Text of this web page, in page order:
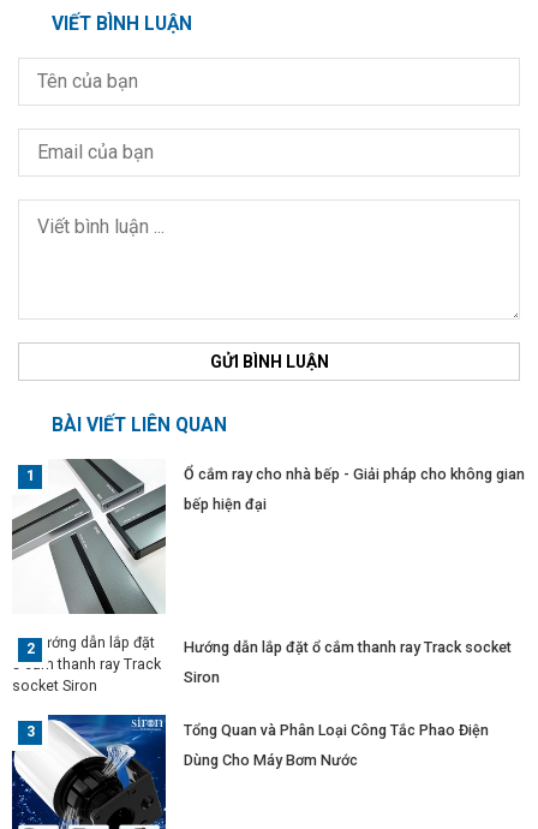
VIẾT BÌNH LUẬN
GỬI BÌNH LUẬN
BÀI VIẾT LIÊN QUAN
Ổ cắm ray cho nhà bếp - Giải pháp cho không gian
bếp hiện đại
Hướng dẫn lắp đặt ổ cắm thanh ray Track socket
Siron
Tổng Quan và Phân Loại Công Tắc Phao Điện
Dùng Cho Máy Bơm Nước